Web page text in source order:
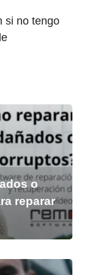
si no tengo
o
reparar